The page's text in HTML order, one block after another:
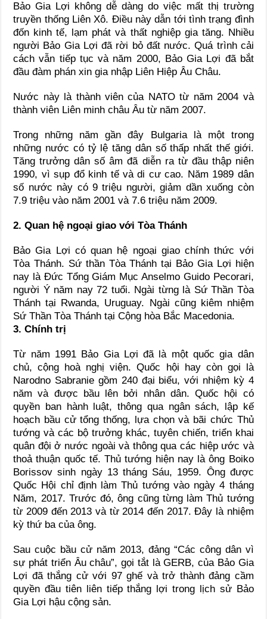
Bảo Gia Lợi không dễ dàng do việc mất thị trường
truyền thống Liên Xô. Điều này dẫn tới tình trạng đình
đốn kinh tế, lạm phát và thất nghiệp gia tăng. Nhiều
người Bảo Gia Lợi đã rời bỏ đất nước. Quá trình cải
cách vẫn tiếp tục và năm 2000, Bảo Gia Lợi đã bắt
đầu đàm phán xin gia nhập Liên Hiệp Âu Châu.
Nước này là thành viên của NATO từ năm 2004 và
thành viên Liên minh châu Âu từ năm 2007.
Trong những năm gần đây Bulgaria là một trong
những nước có tỷ lệ tăng dân số thấp nhất thế giới.
Tăng trưởng dân số âm đã diễn ra từ đầu thập niên
1990, vì sụp đổ kinh tế và di cư cao. Năm 1989 dân
số nước này có 9 triệu người, giảm dần xuống còn
7.9 triệu vào năm 2001 và 7.6 triệu năm 2009.
2. Quan hệ ngoại giao với Tòa Thánh
Bảo Gia Lợi có quan hệ ngoại giao chính thức với
Tòa Thánh. Sứ thần Tòa Thánh tại Bảo Gia Lợi hiện
nay là Đức Tổng Giám Mục Anselmo Guido Pecorari,
người Ý năm nay 72 tuổi. Ngài từng là Sứ Thần Tòa
Thánh tại Rwanda, Uruguay. Ngài cũng kiêm nhiệm
Sứ Thần Tòa Thánh tại Cộng hòa Bắc Macedonia.
3. Chính trị
Từ năm 1991 Bảo Gia Lợi đã là một quốc gia dân
chủ, cộng hoà nghị viện. Quốc hội hay còn gọi là
Narodno Sabranie gồm 240 đại biểu, với nhiệm kỳ 4
năm và được bầu lên bởi nhân dân. Quốc hội có
quyền ban hành luật, thông qua ngân sách, lập kế
hoạch bầu cử tổng thống, lựa chọn và bãi chức Thủ
tướng và các bộ trưởng khác, tuyên chiến, triển khai
quân đội ở nước ngoài và thông qua các hiệp ước và
thoả thuận quốc tế. Thủ tướng hiện nay là ông Boiko
Borissov sinh ngày 13 tháng Sáu, 1959. Ông được
Quốc Hội chỉ định làm Thủ tướng vào ngày 4 tháng
Năm, 2017. Trước đó, ông cũng từng làm Thủ tướng
từ 2009 đến 2013 và từ 2014 đến 2017. Đây là nhiệm
kỳ thứ ba của ông.
Sau cuộc bầu cử năm 2013, đảng “Các công dân vì
sự phát triển Âu châu”, gọi tắt là GERB, của Bảo Gia
Lợi đã thắng cử với 97 ghế và trở thành đảng cầm
quyền đầu tiên liên tiếp thắng lợi trong lịch sử Bảo
Gia Lợi hậu cộng sản.